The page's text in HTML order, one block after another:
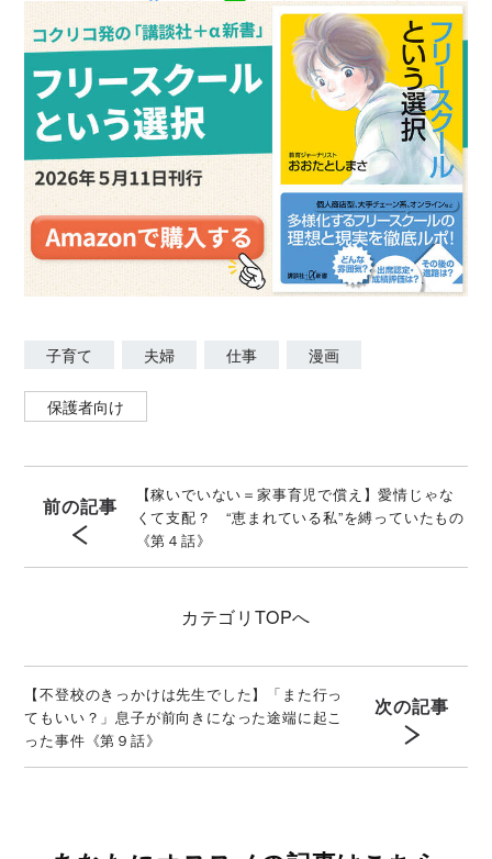
子育て 夫婦 仕事 漫画
保護者向け
前の記事
【稼いでいない＝家事育児で償え】愛情じゃな
くて支配？ “恵まれている私”を縛っていたもの
《第４話》
カテゴリ TOPへ
【不登校のきっかけは先生でした】「また行っ
てもいい？」息子が前向きになった途端に起こ
った事件《第９話》
次の記事